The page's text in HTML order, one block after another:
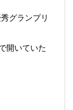
グランプリ
開いていた